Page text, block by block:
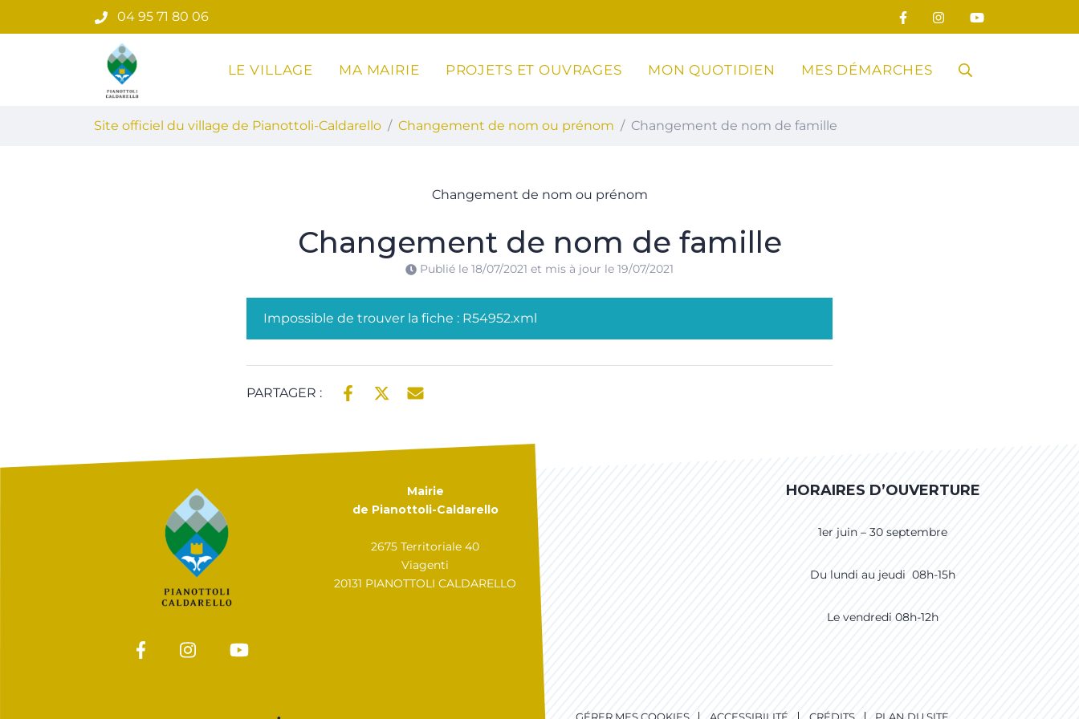
au
04 95 71 80 06
Site officiel du village de Pianottoli-Caldarello
LE VILLAGE MA MAIRIE PROJETS ET OUVRAGES MON QUOTIDIEN MES DÉMARCHES RECHERCHE
Site officiel du village de Pianottoli-Caldarello Changement de nom ou prénom Changement de nom de famille
Changement de nom ou prénom
Changement de nom de famille
Publié le 18/07/2021 et mis à jour le 19/07/2021
Impossible de trouver la fiche : R54952.xml
PARTAGER :
Mairie
de Pianottoli-Caldarello
2675 Territoriale 40
Viagenti
20131 PIANOTTOLI CALDARELLO
HORAIRES D’OUVERTURE
1er juin – 30 septembre
Du lundi au jeudi 08h-15h
Le vendredi 08h-12h